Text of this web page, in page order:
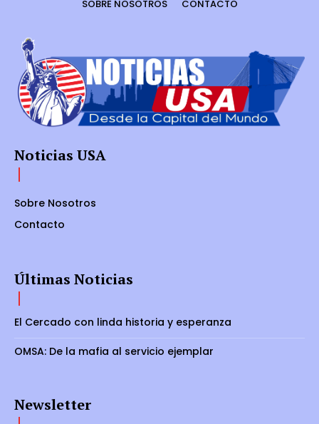
SOBRE NOSOTROS CONTACTO
Noticias USA
Sobre Nosotros
Contacto
Últimas Noticias
El Cercado con linda historia y esperanza
OMSA: De la mafia al servicio ejemplar
Newsletter